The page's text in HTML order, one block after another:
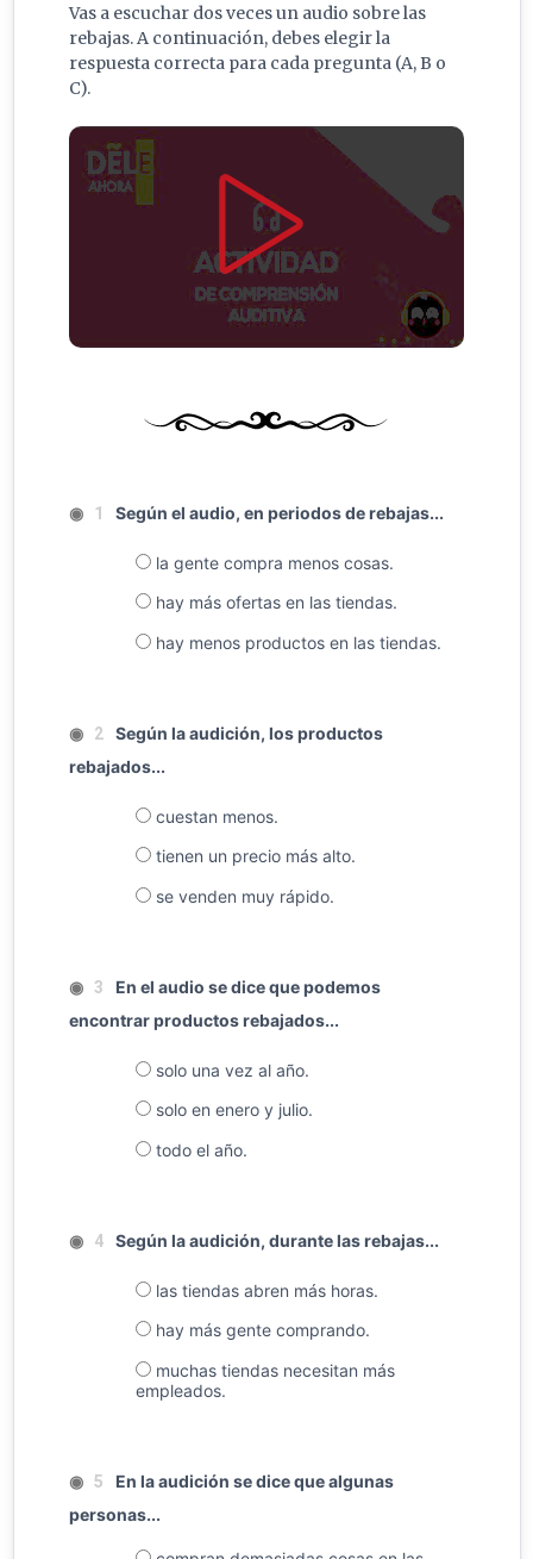
Vas a escuchar dos veces un audio sobre las
rebajas. A continuación, debes elegir la
respuesta correcta para cada pregunta (A, B o
C).
◉ 1 Según el audio, en periodos de rebajas...
la gente compra menos cosas.
hay más ofertas en las tiendas.
hay menos productos en las tiendas.
◉ 2
Según la audición, los productos
rebajados...
cuestan menos.
tienen un precio más alto.
se venden muy rápido.
◉ 3
En el audio se dice que podemos
encontrar productos rebajados...
solo una vez al año.
solo en enero y julio.
todo el año.
◉ 4 Según la audición, durante las rebajas...
las tiendas abren más horas.
hay más gente comprando.
muchas tiendas necesitan más
empleados.
◉ 5
En la audición se dice que algunas
personas...